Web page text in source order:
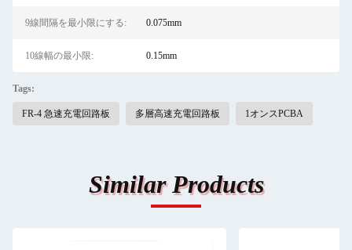
9線間隔を最小限にする: 0.075mm
10線幅の最小限: 0.15mm
Tags:
FR-4 急速充電回路板 多層高速充電回路板 1オンスPCBA
Similar Products